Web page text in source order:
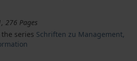
276 Pages
series Schriften zu Management,